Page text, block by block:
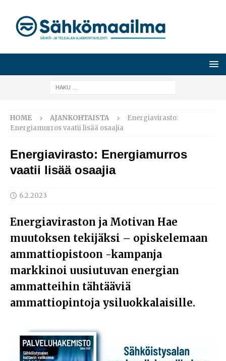
HOME AJANKOHTAISTA
Energiavirasto:
Energiamurros vaatii lisää osaajia
Energiavirasto: Energiamurros
vaatii lisää osaajia
6.2.2023
Energiaviraston ja Motivan Hae
muutoksen tekijäksi – opiskelemaan
ammattiopistoon -kampanja
markkinoi uusiutuvan energian
ammatteihin tähtääviä
ammattiopintoja ysiluokkalaisille.